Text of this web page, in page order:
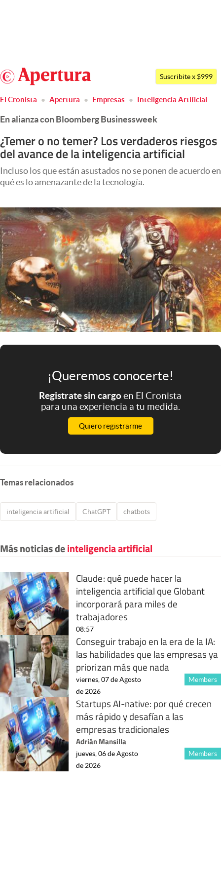
Argentina
México
Uruguay
Members
Economía y Política
Finanzas y Mercados
Negocios
Columnistas
Apertura
Infotechnology
Clase
Clima
Mundial 2026
Eventos Corporativos
El Cronista Studio
Suscribite x $999
El Cronista Apertura Empresas Inteligencia Artificial
En alianza con Bloomberg Businessweek
¿Temer o no temer? Los verdaderos riesgos
del avance de la inteligencia artificial
Incluso los que están asustados no se ponen de acuerdo en
qué es lo amenazante de la tecnología.
¡Queremos conocerte!
Registrate sin cargoen El Cronista
para una experiencia a tu medida.
Quiero registrarme
Temas relacionados
inteligencia artificial ChatGPT chatbots
Más noticias deinteligencia artificial
Claude: qué puede hacer la
inteligencia artificial que Globant
incorporará para miles de
trabajadores
08:57
Conseguir trabajo en la era de la IA:
las habilidades que las empresas ya
priorizan más que nada
Members
viernes, 07 de Agosto
de 2026
Startups AI-native: por qué crecen
más rápido y desafían a las
empresas tradicionales
Adrián Mansilla
Members
jueves, 06 de Agosto
de 2026